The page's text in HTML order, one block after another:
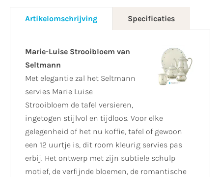
Artikelomschrijving Specificaties
Marie-Luise Strooibloem van
Seltmann
Met elegantie zal het Seltmann
servies Marie Luise
Strooibloem de tafel versieren,
ingetogen stijlvol en tijdloos. Voor elke
gelegenheid of het nu koffie, tafel of gewoon
een 12 uurtje is, dit room kleurig servies pas
erbij. Het ontwerp met zijn subtiele schulp
motief, de verfijnde bloemen, de romantische